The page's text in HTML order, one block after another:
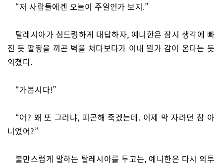
“저 사람들에겐 오늘이 주일인가 보지.”
탈레시아가 심드렁하게 대답하자, 예니한은 잠시 생각에 빠
진 듯 팔짱을 끼곤 벽을 쳐다보다가 이내 뭔가 감이 온다는 듯
외쳤다.
“가봅시다!”
“어? 왜 또 그러냐, 피곤해 죽겠는데. 이제 막 자려던 참 아
니었어?”
불만스럽게 말하는 탈레시아를 두고는, 예니한은 다시 외투